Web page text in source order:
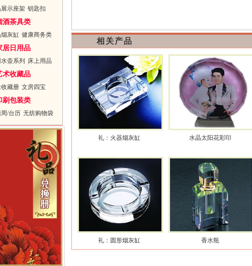
展示座架 钥匙扣
酒茶具类
灰缸 健康商务类
居日用品
壶系列 床上用品
术收藏品
藏册 文房四宝
刷包装类
/台历 无纺购物袋
相关产品
礼：火器烟灰缸 水晶太阳花彩印
礼：圆形烟灰缸 香水瓶